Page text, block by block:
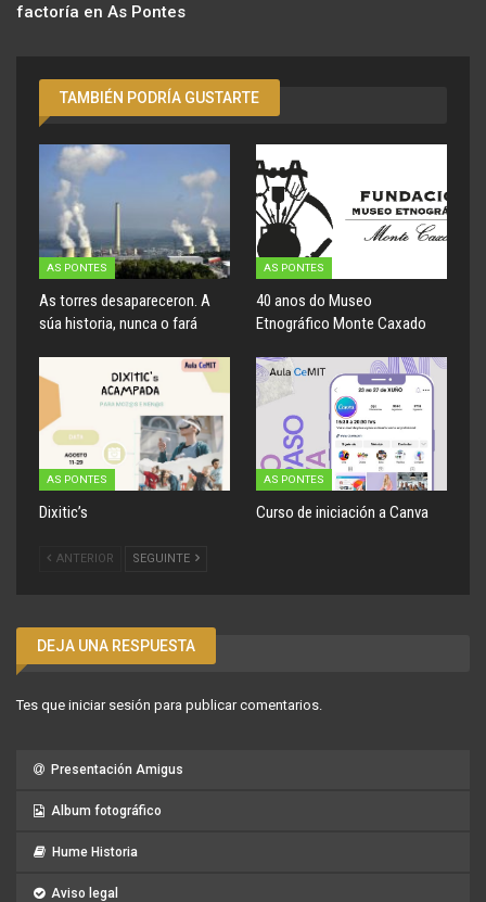
factoría en As Pontes
TAMBIÉN PODRÍA GUSTARTE
AS PONTES
As torres desapareceron. A
súa historia, nunca o fará
AS PONTES
40 anos do Museo
Etnográfico Monte Caxado
AS PONTES
Dixitic’s
AS PONTES
Curso de iniciación a Canva
ANTERIOR SEGUINTE
DEJA UNA RESPUESTA
Tes que iniciar sesión para publicar comentarios.
Presentación Amigus
Album fotográfico
Hume Historia
Aviso legal